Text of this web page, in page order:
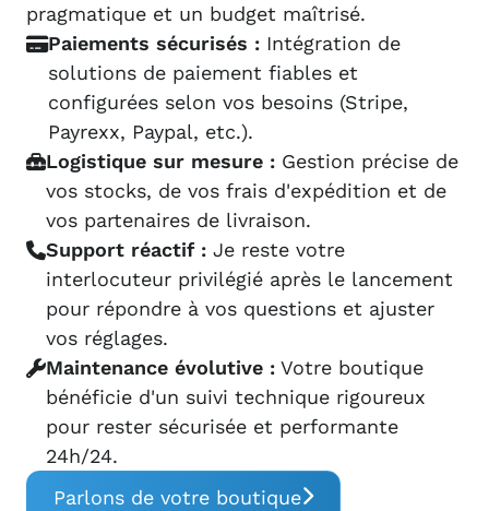
pragmatique et un budget maîtrisé.
Paiements sécurisés : Intégration de
solutions de paiement fiables et
configurées selon vos besoins (Stripe,
Payrexx, Paypal, etc.).
Logistique sur mesure : Gestion précise de
vos stocks, de vos frais d'expédition et de
vos partenaires de livraison.
Support réactif : Je reste votre
interlocuteur privilégié après le lancement
pour répondre à vos questions et ajuster
vos réglages.
Maintenance évolutive : Votre boutique
bénéficie d'un suivi technique rigoureux
pour rester sécurisée et performante
24h/24.
Parlons de votre boutique